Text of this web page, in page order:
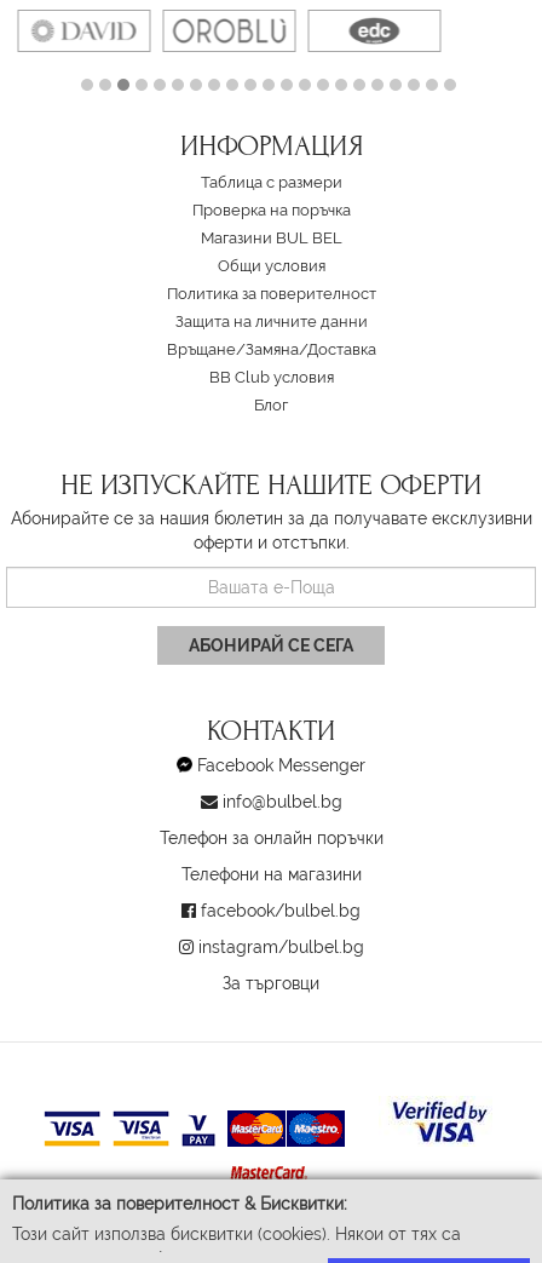
Политика за поверителност & Бисквитки:
Този сайт използва бисквитки (cookies). Някои от тях са
задължителни за функционирането му, докато други ни
ИНФОРМАЦИЯ
Таблица с размери
Проверка на поръчка
Магазини BUL BEL
Oбщи условия
Политика за поверителност
Защита на личните данни
Връщане/Замяна/Доставка
BB Club условия
Блог
НЕ ИЗПУСКАЙТЕ НАШИТЕ ОФЕРТИ
Абонирайте се за нашия бюлетин за да получавате ексклузивни
оферти и отстъпки.
АБОНИРАЙ СЕ СЕГА
КОНТАКТИ
Facebook Messenger
info@bulbel.bg
Телефон за онлайн поръчки
Телефони на магазини
facebook/bulbel.bg
instagram/bulbel.bg
За търговци
© 2026 Бул-Бел ЕООД